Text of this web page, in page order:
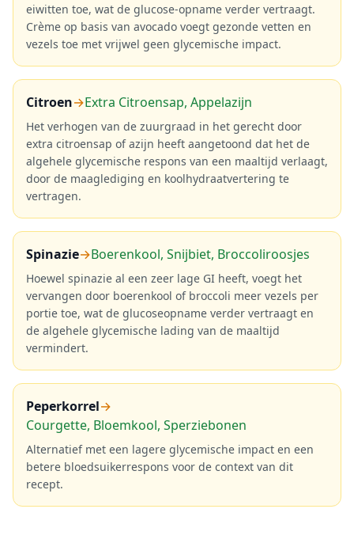
eiwitten toe, wat de glucose-opname verder vertraagt.
Crème op basis van avocado voegt gezonde vetten en
vezels toe met vrijwel geen glycemische impact.
Citroen→Extra Citroensap, Appelazijn
Het verhogen van de zuurgraad in het gerecht door
extra citroensap of azijn heeft aangetoond dat het de
algehele glycemische respons van een maaltijd verlaagt,
door de maaglediging en koolhydraatvertering te
vertragen.
Spinazie→Boerenkool, Snijbiet, Broccoliroosjes
Hoewel spinazie al een zeer lage GI heeft, voegt het
vervangen door boerenkool of broccoli meer vezels per
portie toe, wat de glucoseopname verder vertraagt en
de algehele glycemische lading van de maaltijd
vermindert.
Peperkorrel→
Courgette, Bloemkool, Sperziebonen
Alternatief met een lagere glycemische impact en een
betere bloedsuikerrespons voor de context van dit
recept.